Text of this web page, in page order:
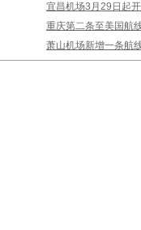
宜昌机场3月29日起
重庆第二条至美国航
萧山机场新增一条航